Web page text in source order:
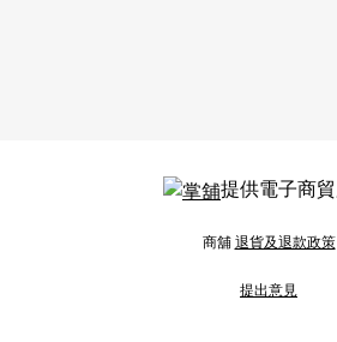
提供電子商
商舖退貨及退款政策
提出意見